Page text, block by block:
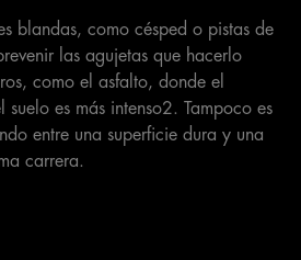
blandas, como césped o pistas de
las agujetas que hacerlo
como el asfalto, donde el
es más intenso2. Tampoco es
entre una superficie dura y una
carrera.